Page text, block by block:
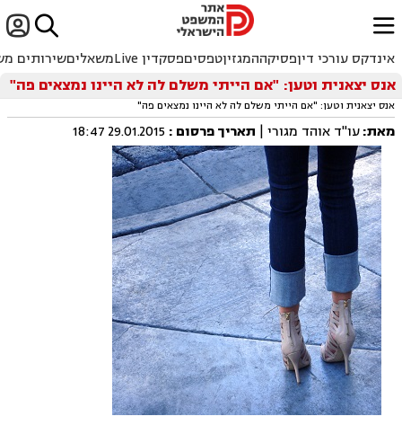

ﱐ
אינדקס עורכי דיןפסיקההמגזיןטפסיםפסקדין Live משאליםשירותים
אנס יצאנית וטען: "אם הייתי משלם לה לא היינו נמצאים פה"
אנס יצאנית וטען: "אם הייתי משלם לה לא היינו נמצאים פה"
מאת:עו"ד אוהד מגורי | תאריך פרסום :
29.01.2015 18:47